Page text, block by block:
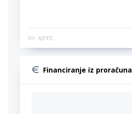
Vir: AJPES
Financiranje iz proračuna